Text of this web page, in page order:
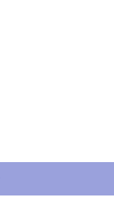
la quantité